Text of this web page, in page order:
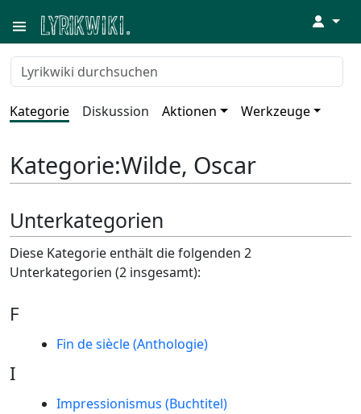
↓
Kategorie Diskussion Aktionen Werkzeuge
Kategorie:Wilde, Oscar
Unterkategorien
Diese Kategorie enthält die folgenden 2
Unterkategorien (2 insgesamt):
F
Fin de siècle (Anthologie)
I
Impressionismus (Buchtitel)